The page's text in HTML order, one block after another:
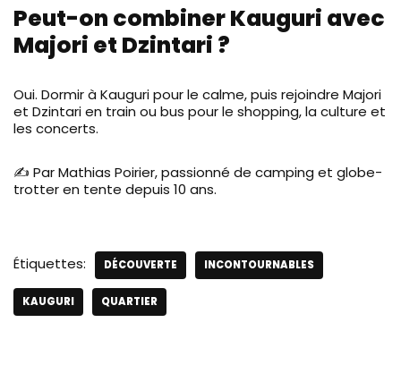
Peut-on combiner Kauguri avec
Majori et Dzintari ?
Oui. Dormir à Kauguri pour le calme, puis rejoindre Majori
et Dzintari en train ou bus pour le shopping, la culture et
les concerts.
✍️ Par Mathias Poirier, passionné de camping et globe-
trotter en tente depuis 10 ans.
Étiquettes: DÉCOUVERTE INCONTOURNABLES
KAUGURI QUARTIER